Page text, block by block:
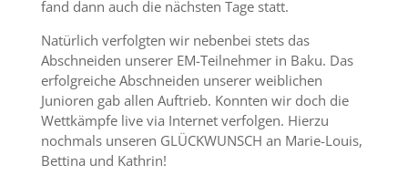
fand dann auch die nächsten Tage statt.
Natürlich verfolgten wir nebenbei stets das
Abschneiden unserer EM-Teilnehmer in Baku. Das
erfolgreiche Abschneiden unserer weiblichen
Junioren gab allen Auftrieb. Konnten wir doch die
Wettkämpfe live via Internet verfolgen. Hierzu
nochmals unseren GLÜCKWUNSCH an Marie-Louis,
Bettina und Kathrin!